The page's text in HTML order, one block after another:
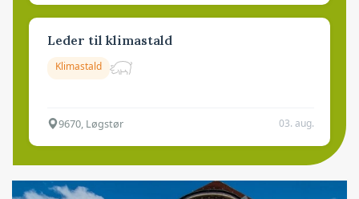
Leder til klimastald
Klimastald
9670, Løgstør 03. aug.